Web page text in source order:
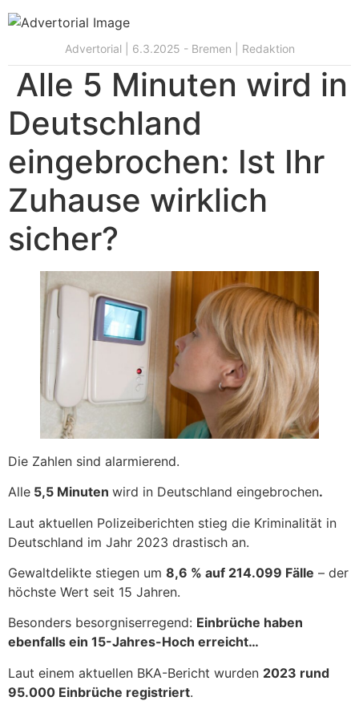
Vai
Advertorial | 6.3.2025 - Bremen | Redaktion
Alle 5 Minuten wird in
Deutschland
eingebrochen: Ist Ihr
Zuhause wirklich
sicher?
Die Zahlen sind alarmierend.
Alle 5,5 Minuten wird in Deutschland eingebrochen.
Laut aktuellen Polizeiberichten stieg die Kriminalität in
Deutschland im Jahr 2023 drastisch an.
Gewaltdelikte stiegen um 8,6 % auf 214.099 Fälle – der
höchste Wert seit 15 Jahren.
Besonders besorgniserregend: Einbrüche haben
ebenfalls ein 15-Jahres-Hoch erreicht…
Laut einem aktuellen BKA-Bericht wurden 2023 rund
95.000 Einbrüche registriert.